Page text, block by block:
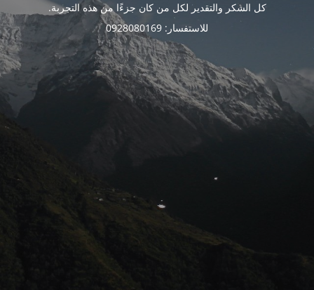
كل الشكر والتقدير لكل من كان جزءًا من هذه التجربة.
للاستفسار: 0928080169